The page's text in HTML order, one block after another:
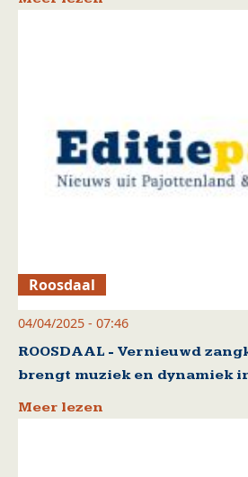
Roosdaal
04/04/2025 - 07:46
ROOSDAAL - Vernieuwd
brengt muziek en dynamiek
Meer lezen